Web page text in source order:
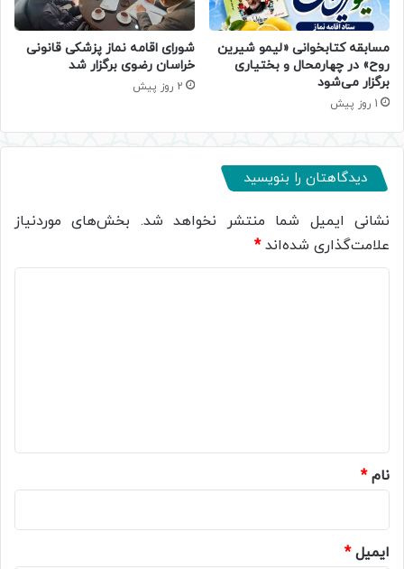
مسابقه کتابخوانی «لیمو شیرین
روح» در چهارمحال و بختیاری
برگزار می‌شود
1 روز پیش
شورای اقامه نماز پزشکی قانونی
خراسان رضوی برگزار شد
2 روز پیش
دیدگاهتان را بنویسید
نشانی ایمیل شما منتشر نخواهد شد. بخش‌های موردنیاز
علامت‌گذاری شده‌اند*
نام*
ایمیل*